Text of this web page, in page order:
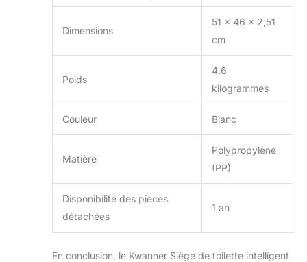
Dimensions
51 x 46 x 2,51
cm
Poids
4,6
kilogrammes
Couleur Blanc
Matière
Polypropylène
(PP)
Disponibilité des pièces
détachées
1 an
En conclusion, le Kwanner Siège de toilette intelligent